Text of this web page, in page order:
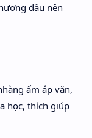
đầu nên
ấm áp văn,
học, thích giúp